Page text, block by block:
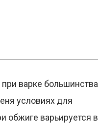
варке большинства
условиях для
обжиге варьируется в